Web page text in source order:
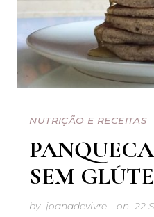
NUTRIÇÃO E RECEITAS
SEM
by joanadevivre on 22